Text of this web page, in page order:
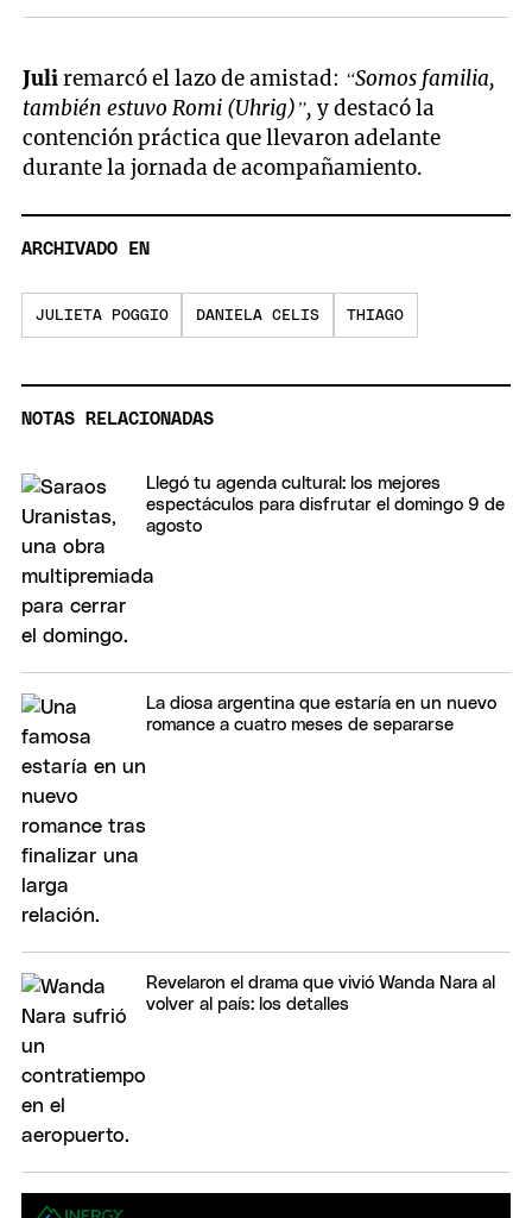
Juliremarcó el lazo de amistad: “Somos familia,
también estuvo Romi (Uhrig)”, y destacó la
contención práctica que llevaron adelante
durante la jornada de acompañamiento.
ARCHIVADO EN
JULIETA POGGIO DANIELA CELIS THIAGO
NOTAS RELACIONADAS
Llegó tu agenda cultural: los mejores
espectáculos para disfrutar el domingo 9 de
agosto
La diosa argentina que estaría en un nuevo
romance a cuatro meses de separarse
Revelaron el drama que vivió Wanda Nara al
volver al país: los detalles